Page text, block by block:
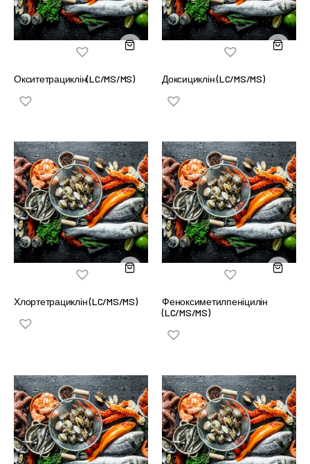
Окситетрациклін(LC/MS/MS) Доксициклін (LC/MS/MS)
Хлортетрациклін (LC/MS/MS)
Феноксиметилпеніцилін
(LC/MS/MS)